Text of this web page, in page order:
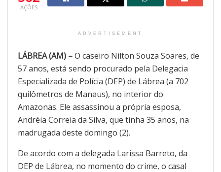
AÇÕES
ADVERTISEMENT
LÁBREA (AM) –O caseiro Nilton Souza Soares, de
57 anos, está sendo procurado pela Delegacia
Especializada de Polícia (DEP) de Lábrea (a 702
quilômetros de Manaus), no interior do
Amazonas. Ele assassinou a própria esposa,
Andréia Correia da Silva, que tinha 35 anos, na
madrugada deste domingo (2).
De acordo com a delegada Larissa Barreto, da
DEP de Lábrea, no momento do crime, o casal